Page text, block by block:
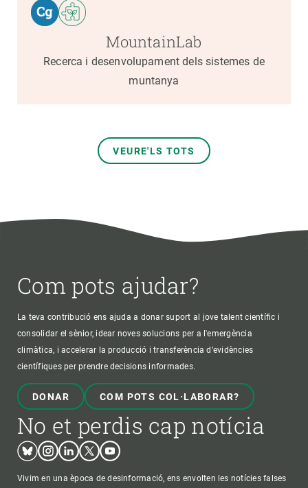
MountainLab
Recerca i desenvolupament dels sistemes de
muntanya
VEURE'LS TOTS
Com pots ajudar?
La teva contribució ens ajuda a donar suport al jove talent científic i
consolidar el sènior, idear noves solucions per a l'emergència
climàtica, i accelerar la producció i transferència d’evidències
científiques per prendre decisions informades.
DONAR COM POTS COL·LABORAR?
No et perdis cap notícia
BlueskyInstagram
LinkedinTwitterYoutube
Vivim en una època de desinformació, ens envolten les notícies falses